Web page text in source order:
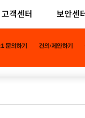
고객센터 보안센